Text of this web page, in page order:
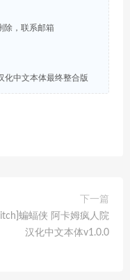
除，联系邮箱
化中文本体最终整合版
下一篇
蝙蝠侠 阿卡姆疯人院
汉化中文本体v1.0.0